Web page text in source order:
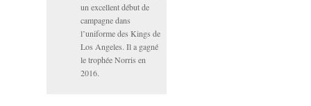
un excellent début de
campagne dans
l’uniforme des Kings de
Los Angeles. Il a gagné
le trophée Norris en
2016.